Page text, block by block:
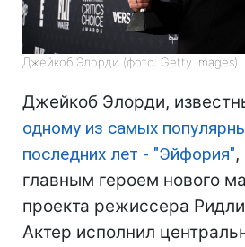
Джейкоб Элорди (фото: Getty Images)
Джейкоб Элорди,
одному из самых
последних лет - "Эйфория",
главным героем нового
проекта режиссера
Актер исполнил